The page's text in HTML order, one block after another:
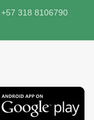
+57 318 8106790